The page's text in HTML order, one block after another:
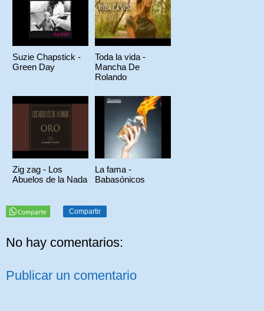
Suzie Chapstick -
Green Day
Toda la vida -
Mancha De
Rolando
Zig zag - Los
Abuelos de la Nada
La fama -
Babasónicos
Compartir
No hay comentarios:
Publicar un comentario